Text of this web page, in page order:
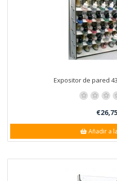
Expositor de pared
€26,75
Añadir a